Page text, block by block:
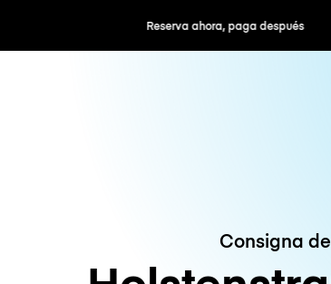
Reserva ahora, paga después
Consigna